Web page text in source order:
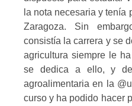
la nota necesaria y tenía
Zaragoza. Sin
consistía la carrera y se
agricultura siempre le
se dedica a ello, y
agroalimentaria en la
curso y ha podido hacer